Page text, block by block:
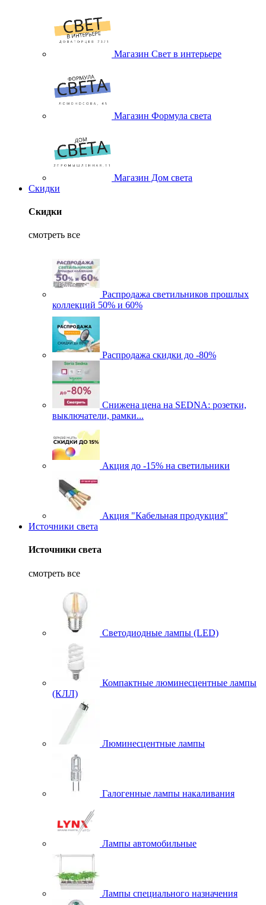
Магазин Свет в интерьере
Магазин Формула света
Магазин Дом света
Скидки
Скидки
смотреть все
Распродажа светильников прошлых
коллекций 50% и 60%
Распродажа скидки до -80%
Cнижена цена на SEDNA: розетки,
выключатели, рамки...
Акция до -15% на светильники
Акция "Кабельная продукция"
Источники света
Источники света
смотреть все
Светодиодные лампы (LED)
Компактные люминесцентные лампы
(КЛЛ)
Люминесцентные лампы
Галогенные лампы накаливания
Лампы автомобильные
Лампы специального назначения